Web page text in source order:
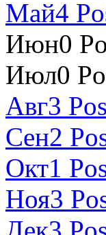
Май4
Июн0
Июл0
Авг3
Сен2
Окт1
Ноя3